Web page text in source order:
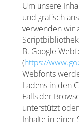
Um unsere
und grafisch
verwenden wir
B. Google
(https://
Webfonts
Ladens in den
Falls der
unterstützt
Inhalte in einer